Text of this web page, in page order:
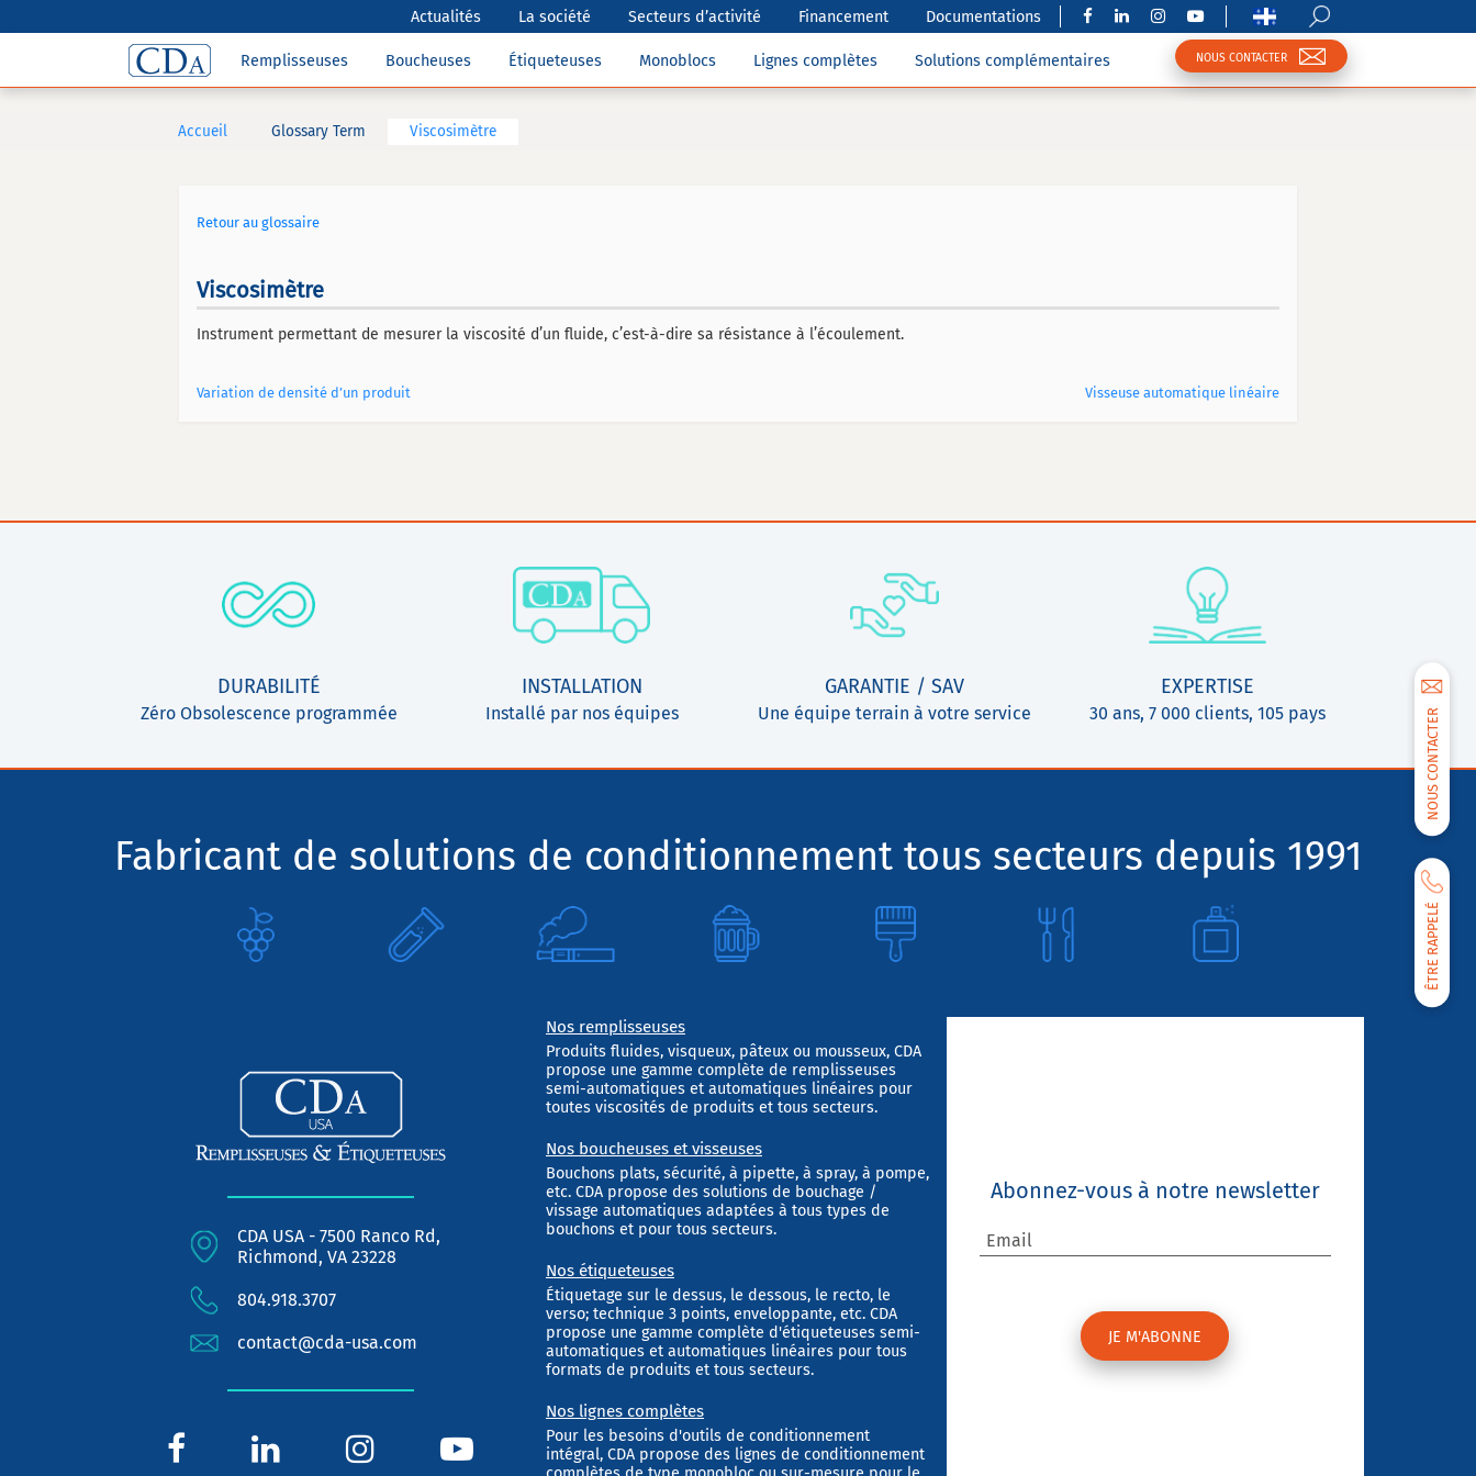
Actualités La société Secteurs d’activité Financement Documentations
Remplisseuses Boucheuses Étiqueteuses Monoblocs Lignes complètes Solutions complémentaires NOUS CONTACTER
NOUS CONTACTER
ÊTRE RAPPELÉ
Accueil Glossary Term Viscosimètre
Retour au glossaire
Viscosimètre
Instrument permettant de mesurer la viscosité d’un fluide, c’est-à-dire sa résistance à l’écoulement.
Variation de densité d’un produit Visseuse automatique linéaire
DURABILITÉ
Zéro Obsolescence programmée
INSTALLATION
Installé par nos équipes
GARANTIE / SAV
Une équipe terrain à votre service
EXPERTISE
30 ans, 7 000 clients, 105 pays
Fabricant de solutions de conditionnement tous secteurs depuis 1991
CDA USA - 7500 Ranco Rd,
Richmond, VA 23228
804.918.3707
contact@cda-usa.com
Nos remplisseuses
Produits fluides, visqueux, pâteux ou mousseux, CDA
propose une gamme complète de remplisseuses
semi-automatiques et automatiques linéaires pour
toutes viscosités de produits et tous secteurs.
Nos boucheuses et visseuses
Bouchons plats, sécurité, à pipette, à spray, à pompe,
etc. CDA propose des solutions de bouchage /
vissage automatiques adaptées à tous types de
bouchons et pour tous secteurs.
Nos étiqueteuses
Étiquetage sur le dessus, le dessous, le recto, le
verso; technique 3 points, enveloppante, etc. CDA
propose une gamme complète d'étiqueteuses semi-
automatiques et automatiques linéaires pour tous
formats de produits et tous secteurs.
Nos lignes complètes
Pour les besoins d'outils de conditionnement
intégral, CDA propose des lignes de conditionnement
Abonnez-vous à notre newsletter
Email